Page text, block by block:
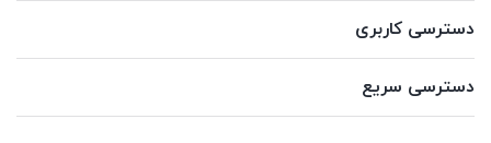
دسترسی کاربری
دسترسی سریع